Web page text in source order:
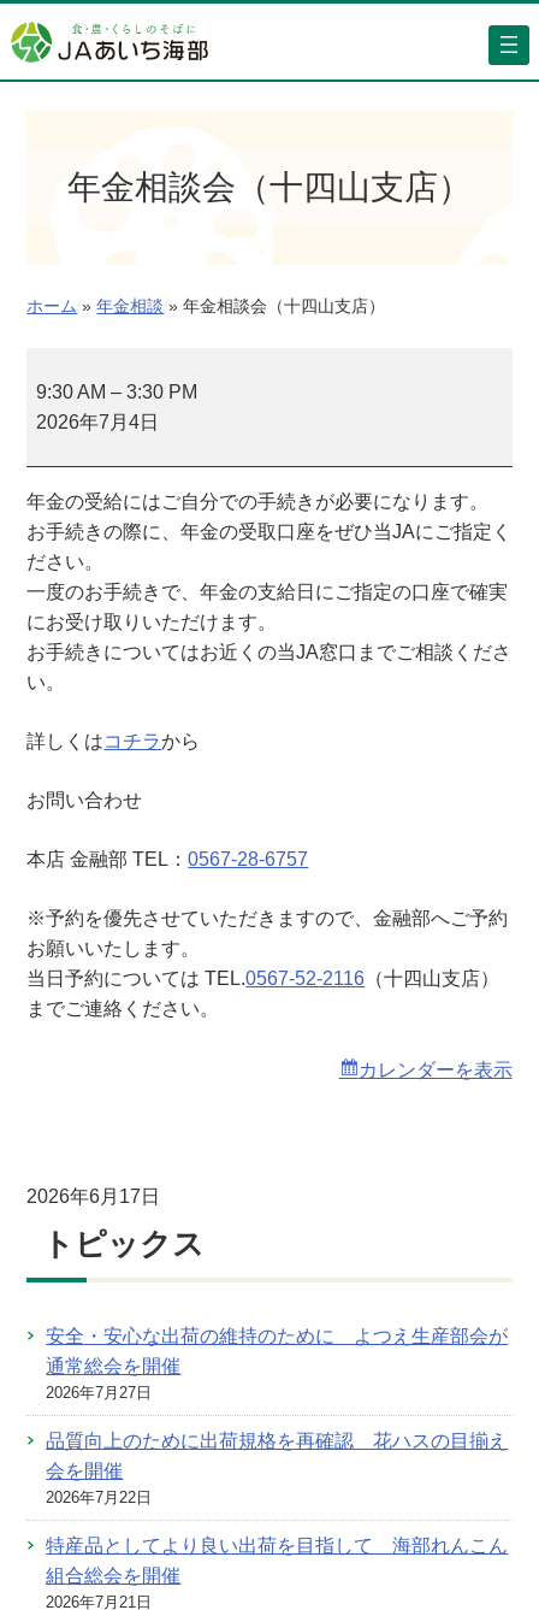
容
を
年金相談会（十四山支店）
ホーム » 年金相談 » 年金相談会（十四山支店）
金
相
（
十
四
支
店
）
9:30 AM –3:30 PM
2026年7月4日
年金の受給にはご自分での手続きが必要になります。
お手続きの際に、年金の受取口座をぜひ当JAにご指定く
ださい。
一度のお手続きで、年金の支給日にご指定の口座で確実
にお受け取りいただけます。
お手続きについてはお近くの当JA窓口までご相談くださ
い。
詳しくはコチラから
お問い合わせ
本店 金融部 TEL：0567-28-6757
※予約を優先させていただきますので、金融部へご予約
お願いいたします。
当日予約については TEL.0567-52-2116 （十四山支店）
までご連絡ください。
カレンダーを表示
2026年6月17日
トピックス
安全・安心な出荷の維持のために よつえ生産部会が
通常総会を開催
2026年7月27日
品質向上のために出荷規格を再確認 花ハスの目揃え
会を開催
2026年7月22日
特産品としてより良い出荷を目指して 海部れんこん
組合総会を開催
2026年7月21日